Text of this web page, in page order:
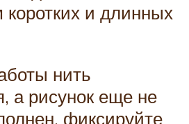
и длинных
нить
а рисунок еще не
фиксируйте